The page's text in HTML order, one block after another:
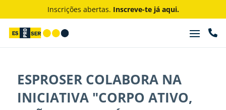
Inscrições abertas. Inscreve-te já aqui.

ESPROSER COLABORA NA
INICIATIVA "CORPO ATIVO,